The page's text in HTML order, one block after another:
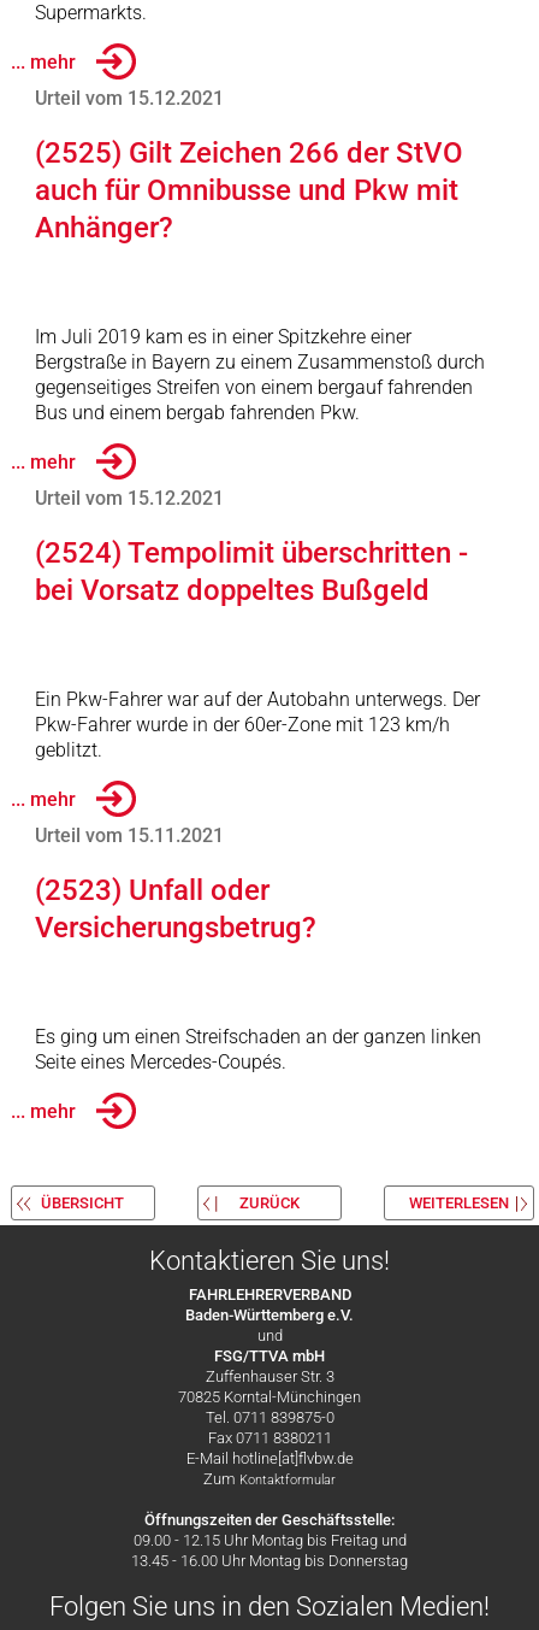
Supermarkts.
... mehr
Urteil vom 15.12.2021
(2525) Gilt Zeichen 266 der StVO
auch für Omnibusse und Pkw mit
Anhänger?
Im Juli 2019 kam es in einer Spitzkehre einer
Bergstraße in Bayern zu einem Zusammenstoß durch
gegenseitiges Streifen von einem bergauf fahrenden
Bus und einem bergab fahrenden Pkw.
... mehr
Urteil vom 15.12.2021
(2524) Tempolimit überschritten -
bei Vorsatz doppeltes Bußgeld
Ein Pkw-Fahrer war auf der Autobahn unterwegs. Der
Pkw-Fahrer wurde in der 60er-Zone mit 123 km/h
geblitzt.
... mehr
Urteil vom 15.11.2021
(2523) Unfall oder
Versicherungsbetrug?
Es ging um einen Streifschaden an der ganzen linken
Seite eines Mercedes-Coupés.
... mehr
ÜBERSICHT ZURÜCK WEITERLESEN
Kontaktieren Sie uns!
FAHRLEHRERVERBAND
Baden-Württemberg e.V.
und
FSG/TTVA mbH
Zuffenhauser Str. 3
70825 Korntal-Münchingen
Tel. 0711 839875-0
Fax 0711 8380211
E-Mail hotline[at]flvbw.de
Zum Kontaktformular
Öffnungszeiten der Geschäftsstelle:
09.00 - 12.15 Uhr Montag bis Freitag und
13.45 - 16.00 Uhr Montag bis Donnerstag
Folgen Sie uns in den Sozialen Medien!